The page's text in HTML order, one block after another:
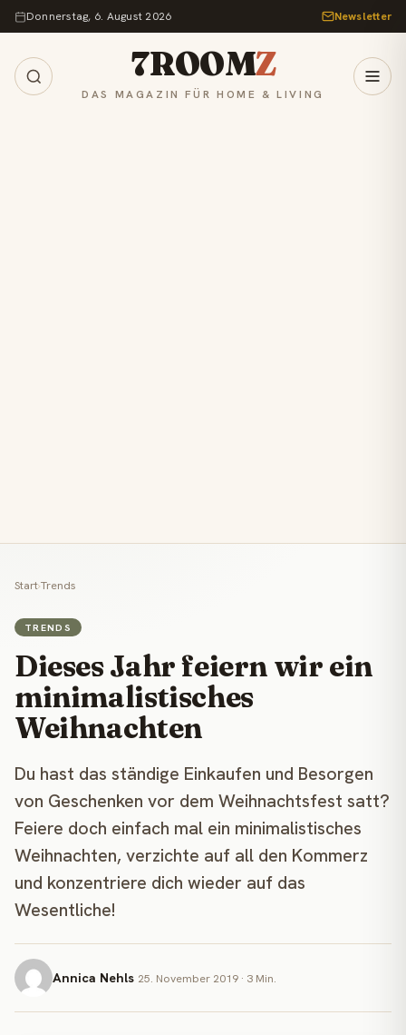
Zum Inhalt springen
Donnerstag, 6. August 2026 Newsletter
7ROOMZ
DAS MAGAZIN FÜR HOME & LIVING
Start›Trends
TRENDS
Dieses Jahr feiern wir ein
minimalistisches
Weihnachten
Du hast das ständige Einkaufen und Besorgen
von Geschenken vor dem Weihnachtsfest satt?
Feiere doch einfach mal ein minimalistisches
Weihnachten, verzichte auf all den Kommerz
und konzentriere dich wieder auf das
Wesentliche!
Annica Nehls 25. November 2019 · 3 Min.